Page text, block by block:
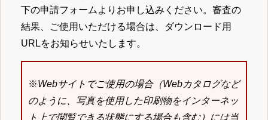
下の申請フォームよりお申し込みください。審査の
結果、ご使用いただける場合は、ダウンロード用
URLをお知らせいたします。
※Webサイトでご使用の場合（Webカタログなど
のように、写真を使用した印刷物をインターネッ
ト上で閲覧できる状態にする場合も含む）には当